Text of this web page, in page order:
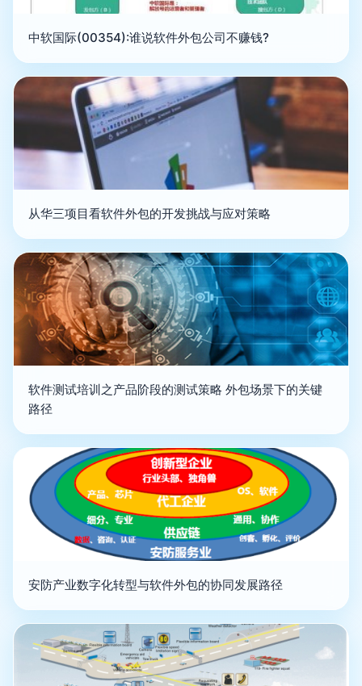
中软国际(00354):谁说软件外包公司不赚钱?
从华三项目看软件外包的开发挑战与应对策略
软件测试培训之产品阶段的测试策略 外包场景下的关键
路径
安防产业数字化转型与软件外包的协同发展路径